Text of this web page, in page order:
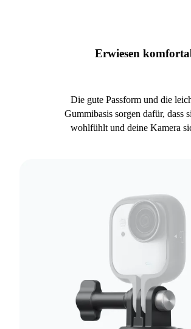
Erwiesen
Die gute Passform und die
Gummibasis sorgen dafür, dass
wohlfühlt und deine Kamera